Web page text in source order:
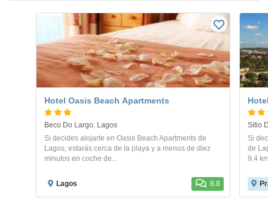
Hotel Oasis Beach Apartments
Beco Do Largo. Lagos
Si decides alojarte en Oasis Beach Apartments de
Lagos, estarás cerca de la playa y a menos de diez
minutos en coche de...
Lagos 8.8
Si
de
9,4